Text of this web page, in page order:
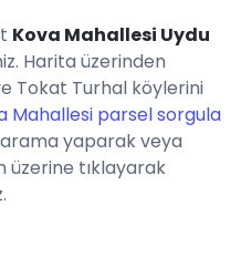
Kova Mahallesi Uydu
Harita üzerinden
Tokat Turhal köylerini
Mahallesi parsel sorgula
yaparak veya
üzerine tıklayarak